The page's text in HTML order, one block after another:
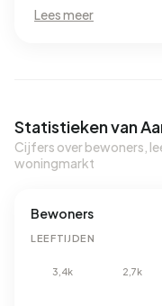
leuke activiteiten elke
Lees meer
Statistieken van
Cijfers over bewoners,
woningmarkt
Bewoners
LEEFTIJDEN
3,4k 2,7k